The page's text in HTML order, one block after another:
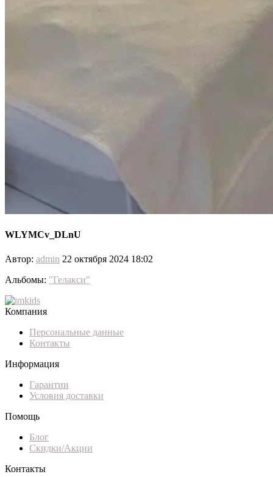
WLYMCv_DLnU
Автор: admin 22 октября 2024 18:02
Альбомы: "Гелакси"
Компания
Персональные данные
Контакты
Информация
Гарантии
Условия доставки
Помощь
Блог
Скидки/Акции
Контакты